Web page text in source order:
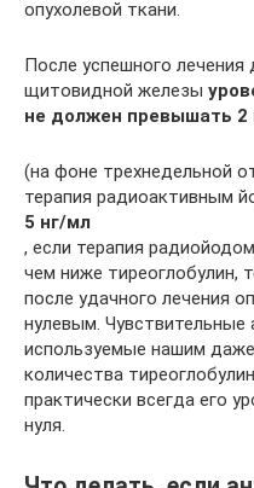
опухолевой ткани.
После успешного
щитовидной железы
не должен превышать 2
(на фоне трехнедельной
терапия радиоактивным
5 нг/мл
, если терапия
чем ниже тиреоглобулин,
после удачного лечения
нулевым. Чувствительные
используемые нашим
количества
практически всегда его
нуля.